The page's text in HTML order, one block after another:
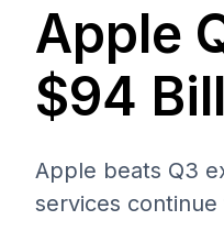
Apple
$94
Apple beats Q3
services